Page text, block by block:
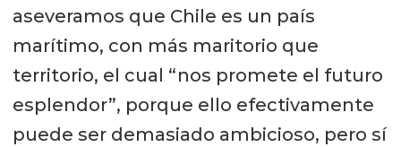
aseveramos que Chile es un país
marítimo, con más maritorio que
territorio, el cual “nos promete el futuro
esplendor”, porque ello efectivamente
puede ser demasiado ambicioso, pero sí